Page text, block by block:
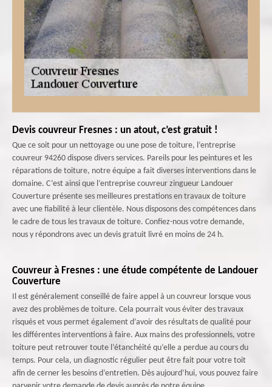
Devis couvreur Fresnes : un atout, c’est gratuit !
Que ce soit pour un nettoyage ou une pose de toiture, l’entreprise
couvreur 94260 dispose divers services. Pareils pour les peintures et les
réparations de toiture, notre équipe a fait diverses interventions dans le
domaine. C’est ainsi que l’entreprise couvreur zingueur Landouer
Couverture présente ses meilleures prestations en travaux de toiture
avec une fiabilité à leur clientèle. Nous disposons des compétences dans
le cadre de tous les travaux de toiture. Confiez-nous votre demande,
nous y répondrons avec un devis gratuit livré en moins de 24 h.
Couvreur à Fresnes : une étude compétente de Landouer
Couverture
Il est généralement conseillé de faire appel à un couvreur lorsque vous
avez des problèmes de toiture. Cela pourrait vous éviter des travaux
risqués et vous permet également d’avoir des résultats de qualité pour
les différentes interventions à faire. Aux mains des professionnels, votre
toiture peut retrouver toute l’étanchéité qu’elle a perdue au cours du
temps. Pour cela, un diagnostic régulier peut être fait pour votre toit
afin de cerner les besoins d’entretien. Dès aujourd’hui, vous pouvez faire